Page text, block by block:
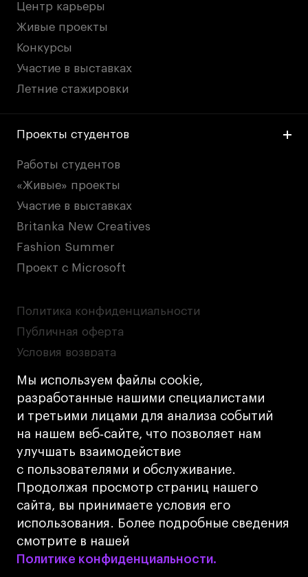
Мы используем файлы cookie,
разработанные нашими специалистами
и третьими лицами для анализа событий
на нашем веб‑сайте, что позволяет нам
улучшать взаимодействие
с пользователями и обслуживание.
Продолжая просмотр страниц нашего
сайта, вы принимаете условия его
использования. Более подробные сведения
смотрите в нашей
Политике конфиденциальности.
Политике конфиденциальности.
Центр карьеры
Живые проекты
Конкурсы
Участие в выставках
Летние стажировки
Проекты студентов
Работы студентов
«Живые» проекты
Участие в выставках
Britanka New Creatives
Fashion Summer
Проект с Microsoft
© 2026 БВШД
Политика конфиденциальности
Публичная оферта
Условия возврата
Кредит на образование с господдержкой
Лицензия на осуществление образовательной
деятельности АНО ВО «Универсальный
Университет»
Карта сайта
Дизайн
Разработка
Cetera